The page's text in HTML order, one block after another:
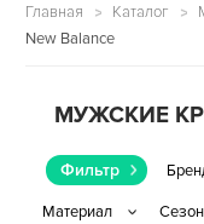
Главная Каталог
New Balance
МУЖСКИЕ
Фильтр